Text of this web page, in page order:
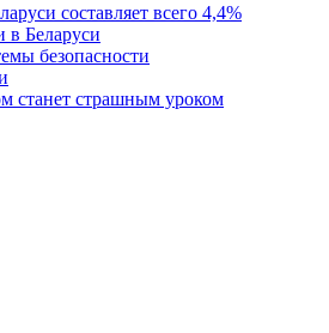
составляет всего 4,4%
в Беларуси
безопасности
станет страшным уроком